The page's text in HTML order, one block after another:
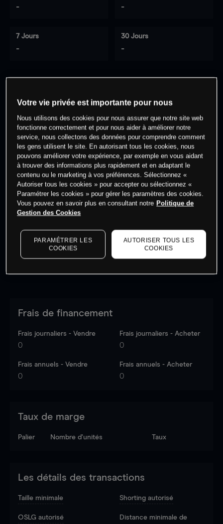
- -
7 Jours
-
30 Jours
-
cet actif
Commencez à trader
Les prix sont indicatifs.Connectez-vous pour voir les
dernières données du marché.
Frais de financement
Frais journaliers - Vendre
0
Frais journaliers - Acheter
0
Frais annuels - Vendre
0
Frais annuels - Acheter
0
Taux de marge
Palier Nombre d’unités Taux
Les détails des transactions
Taille minimale Shorting autorisé
OSLG autorisé
Distance minimale de
Votre vie privée est importante pour nous
Nous utilisons des cookies pour nous assurer que notre site web
fonctionne correctement et pour nous aider à améliorer notre
service, nous collectons des données pour comprendre comment
les gens utilisent le site. En autorisant tous les cookies, nous
pouvons améliorer votre expérience, par exemple en vous aidant
à trouver des informations plus rapidement et en adaptant le
contenu ou le marketing à vos préférences. Sélectionnez «
Autoriser tous les cookies » pour accepter ou sélectionnez «
Paramétrer les cookies » pour gérer les paramètres des cookies.
Vous pouvez en savoir plus en consultant notre Politique de
Gestion des Cookies
PARAMÉTRER LES
COOKIES
AUTORISER TOUS LES
COOKIES